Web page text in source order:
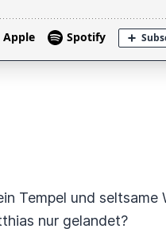
Tempel und seltsame
nur gelandet?